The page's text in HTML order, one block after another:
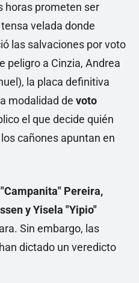
horas prometen ser
velada donde
las salvaciones por voto
peligro a Cinzia, Andrea
la placa definitiva
modalidad de voto
el que decide quién
cañones apuntan en
Pereira,
y Yisela "Yipio"
Sin embargo, las
dictado un veredicto